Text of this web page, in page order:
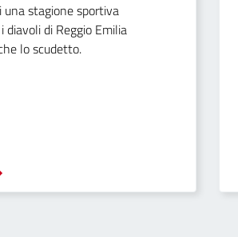
una stagione sportiva
di Reggio Emilia
lo scudetto.